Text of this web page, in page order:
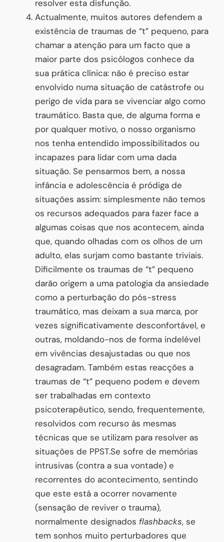
resolver esta disfunção.
Actualmente, muitos autores defendem a
existência de traumas de “t” pequeno, para
chamar a atenção para um facto que a
maior parte dos psicólogos conhece da
sua prática clínica: não é preciso estar
envolvido numa situação de catástrofe ou
perigo de vida para se vivenciar algo como
traumático. Basta que, de alguma forma e
por qualquer motivo, o nosso organismo
nos tenha entendido impossibilitados ou
incapazes para lidar com uma dada
situação. Se pensarmos bem, a nossa
infância e adolescência é pródiga de
situações assim: simplesmente não temos
os recursos adequados para fazer face a
algumas coisas que nos acontecem, ainda
que, quando olhadas com os olhos de um
adulto, elas surjam como bastante triviais.
Dificilmente os traumas de “t” pequeno
darão origem a uma patologia da ansiedade
como a perturbação do pós-stress
traumático, mas deixam a sua marca, por
vezes significativamente desconfortável, e
outras, moldando-nos de forma indelével
em vivências desajustadas ou que nos
desagradam. Também estas reacções a
traumas de “t” pequeno podem e devem
ser trabalhadas em contexto
psicoterapêutico, sendo, frequentemente,
resolvidos com recurso às mesmas
técnicas que se utilizam para resolver as
situações de PPST.Se sofre de memórias
intrusivas (contra a sua vontade) e
recorrentes do acontecimento, sentindo
que este está a ocorrer novamente
(sensação de reviver o trauma),
normalmente designados flashbacks, se
tem sonhos muito perturbadores que